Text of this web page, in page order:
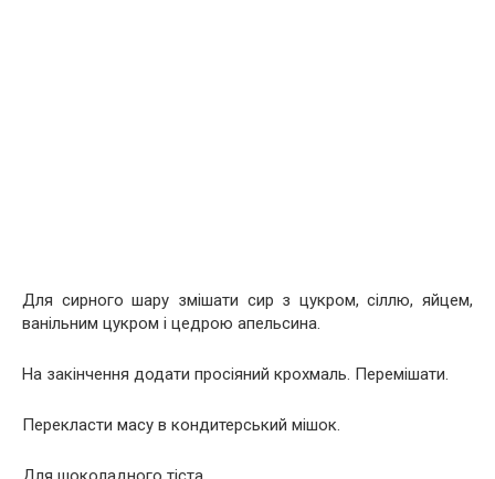
Для сирного шару змішати сир з цукром, сіллю, яйцем,
ванільним цукром і цедрою апельсина.
На закінчення додати просіяний крохмаль. Перемішати.
Перекласти масу в кондитерський мішок.